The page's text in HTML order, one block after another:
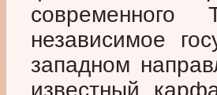
независимое
западном
известный